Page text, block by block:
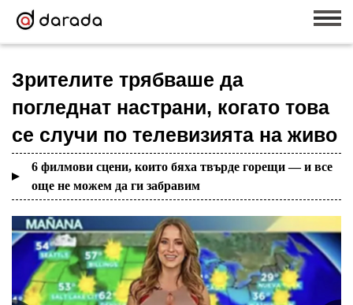
Зрителите трябваше да
погледнат настрани, когато това
се случи по телевизията на живо
6 филмови сцени, които бяха твърде горещи — и все
още не можем да ги забравим